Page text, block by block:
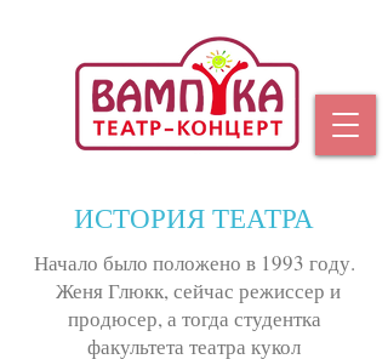
ИСТОРИЯ ТЕАТРА
Начало было положено в 1993 году.
Женя Глюкк, сейчас режиссер и
продюсер, а тогда студентка
факультета театра кукол